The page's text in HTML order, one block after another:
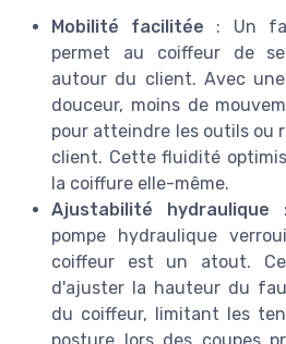
Mobilité facilitée : Un
permet au coiffeur de
autour du client. Avec
douceur, moins de
pour atteindre les outils ou
client. Cette fluidité
la coiffure elle-même.
Ajustabilité hydraulique
pompe hydraulique
coiffeur est un atout.
d'ajuster la hauteur du
du coiffeur, limitant les